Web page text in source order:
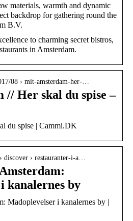
materials, warmth and dynamic
backdrop for gathering round the
B.V.
to charming secret bistros,
in Amsterdam.
08 › mit-amsterdam-her-…
Her skal du spise –
du spise | Cammi.DK
› restauranter-i-a…
kanalernes by
Madoplevelser i kanalernes by |